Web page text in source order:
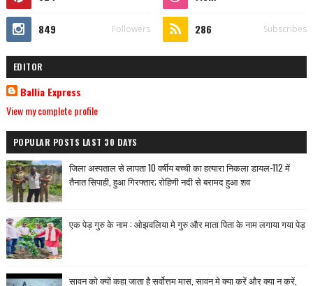
849 Followers 286 Subscribes
EDITOR
Ballia Express
View my complete profile
POPULAR POSTS LAST 30 DAYS
जिला अस्पताल से लापता 10 वर्षीय बच्ची का हत्यारा निकला डायल-112 में
तैनात सिपाही, हुआ गिरफ्तार; रोहिणी नदी से बरामद हुआ शव
एक पेड़ गुरु के नाम : ओझवलिया मे गुरु और माता पिता के नाम लगाया गया पेड़
सावन को क्यों कहा जाता है सर्वोत्तम मास, सावन मे क्या करें और क्या न करें,